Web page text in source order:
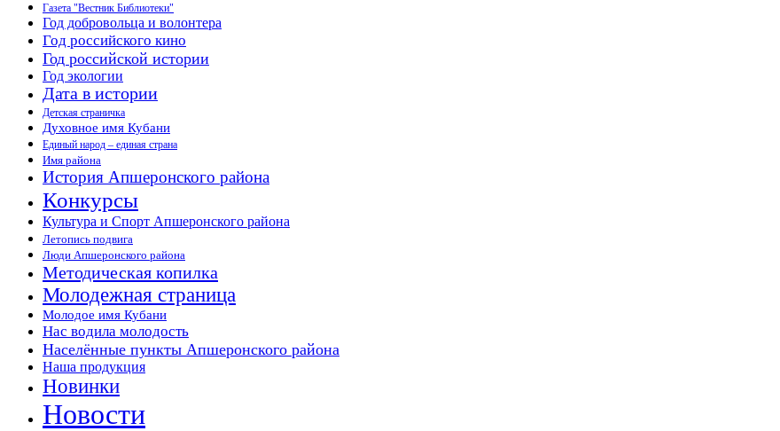
Газета "Вестник Библиотеки"
Год добровольца и волонтера
Год российского кино
Год российской истории
Год экологии
Дата в истории
Детская страничка
Духовное имя Кубани
Единый народ – единая страна
Имя района
История Апшеронского района
Конкурсы
Культура и Спорт Апшеронского района
Летопись подвига
Люди Апшеронского района
Методическая копилка
Молодежная страница
Молодое имя Кубани
Нас водила молодость
Населённые пункты Апшеронского района
Наша продукция
Новинки
Новости